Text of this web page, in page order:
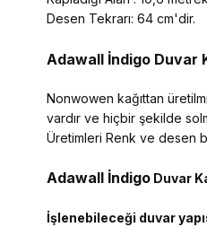
Desen Tekrarı: 64 cm'dir.
Adawall İndigo Duvar
Nonwowen kağıttan
vardır ve hiçbir şekilde
Üretimleri Renk ve desen
Adawall İndigo Duvar
İşlenebileceği duvar